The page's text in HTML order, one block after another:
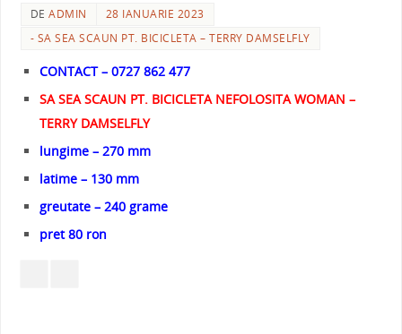
DEADMIN
28 IANUARIE 2023
- SA SEA SCAUN PT. BICICLETA – TERRY DAMSELFLY
CONTACT – 0727 862 477
SA SEA SCAUN PT. BICICLETA NEFOLOSITA WOMAN –
TERRY DAMSELFLY
lungime – 270 mm
latime – 130 mm
greutate – 240 grame
pret 80 ron